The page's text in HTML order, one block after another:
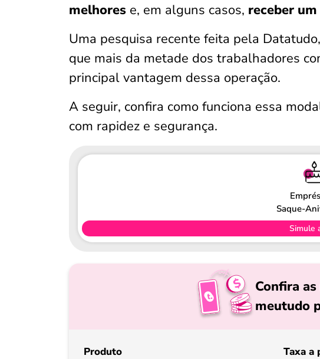
melhores e, em alguns casos, receber
Uma pesquisa recente feita pela
que mais da metade dos trabalhadores
principal vantagem dessa operação.
A seguir, confira como funciona essa
com rapidez e segurança.
Saque-
Simule
Confira
meutudo
Produto Taxa a